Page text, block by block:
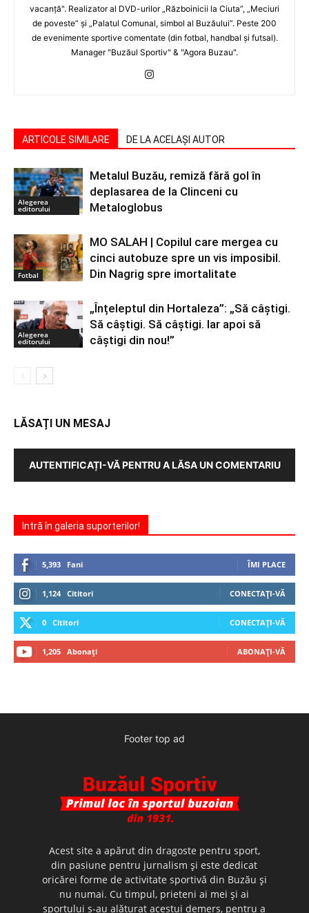
vacanţă". Realizator al DVD-urilor „Războinicii la Ciuta”, „Meciuri
de poveste” şi „Palatul Comunal, simbol al Buzăului”. Peste 200
de evenimente sportive comentate (din fotbal, handbal şi futsal).
Manager "Buzăul Sportiv" & "Agora Buzau".
ARTICOLE SIMILARE DE LA ACELAȘI AUTOR
Alegerea
editorului
Metalul Buzău, remiză fără gol în
deplasarea de la Clinceni cu
Metaloglobus
Fotbal
MO SALAH | Copilul care mergea cu
cinci autobuze spre un vis imposibil.
Din Nagrig spre imortalitate
Alegerea
editorului
„Înțeleptul din Hortaleza”: „Să câștigi.
Să câștigi. Să câștigi. Iar apoi să
câștigi din nou!”
LĂSAȚI UN MESAJ
AUTENTIFICAȚI-VĂ PENTRU A LĂSA UN COMENTARIU
Intră în galeria suporterilor!
5,393 Fani ÎMI PLACE
1,124 Cititori CONECTAȚI-VĂ
0 Cititori CONECTAȚI-VĂ
1,205 Abonați ABONAȚI-VĂ
Footer top ad
Acest site a apărut din dragoste pentru sport,
din pasiune pentru jurnalism şi este dedicat
oricărei forme de activitate sportivă din Buzău şi
nu numai. Cu timpul, prieteni ai mei şi ai
sportului s-au alăturat acestui demers, pentru a